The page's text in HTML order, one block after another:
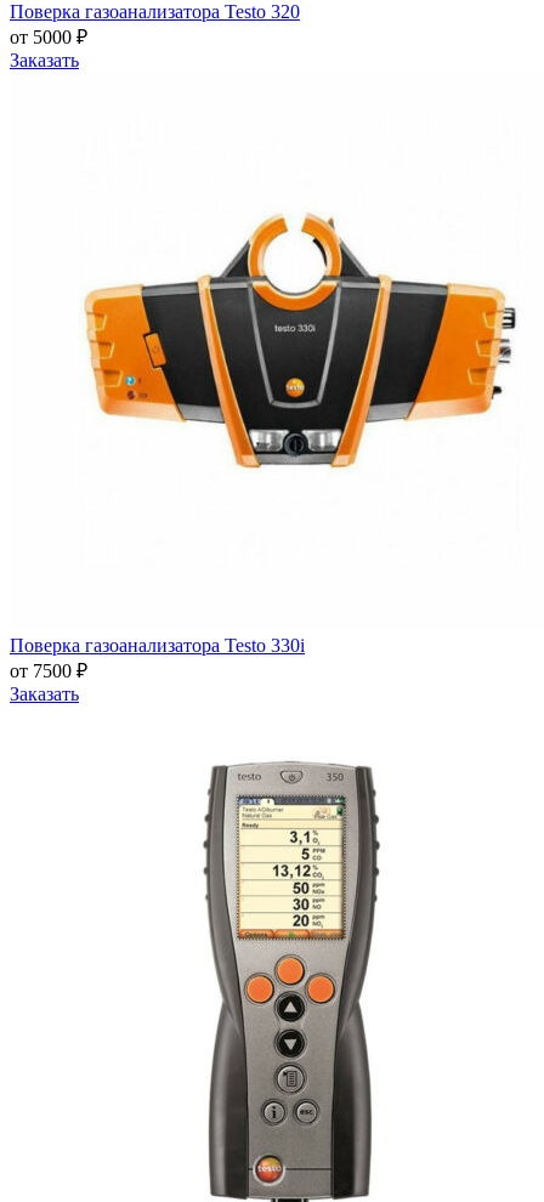
Поверка газоанализатора Testo 320
от 5000 ₽
Заказать
Поверка газоанализатора Testo 330i
от 7500 ₽
Заказать